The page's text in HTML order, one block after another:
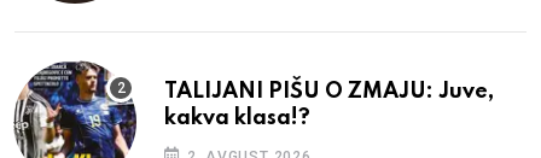
TALIJANI PIŠU O ZMAJU: Juve,
kakva klasa!?